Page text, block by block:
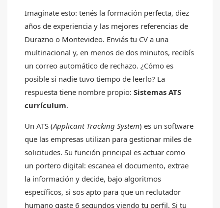
Imaginate esto: tenés la formación perfecta, diez
años de experiencia y las mejores referencias de
Durazno o Montevideo. Enviás tu CV a una
multinacional y, en menos de dos minutos, recibís
un correo automático de rechazo. ¿Cómo es
posible si nadie tuvo tiempo de leerlo? La
respuesta tiene nombre propio: Sistemas ATS
currículum.
Un ATS (Applicant Tracking System) es un software
que las empresas utilizan para gestionar miles de
solicitudes. Su función principal es actuar como
un portero digital: escanea el documento, extrae
la información y decide, bajo algoritmos
específicos, si sos apto para que un reclutador
humano gaste 6 segundos viendo tu perfil. Si tu